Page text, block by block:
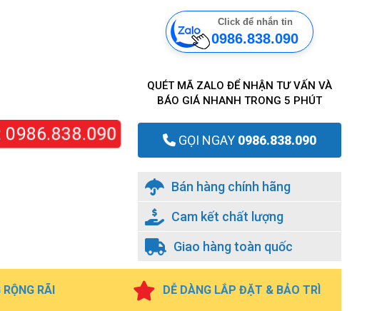
Click để nhắn tin
0986.838.090
QUÉT MÃ ZALO ĐỂ NHẬN TƯ VẤN VÀ
BÁO GIÁ NHANH TRONG 5 PHÚT
GỌI NGAY 0986.838.090
Bán hàng chính hãng
Cam kết chất lượng
Giao hàng toàn quốc
RỘNG RÃI DỄ DÀNG LẮP ĐẶT & BẢO TRÌ